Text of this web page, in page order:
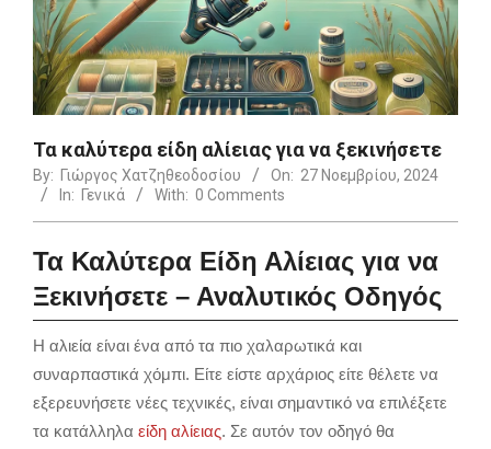
Τα καλύτερα είδη αλίειας για να ξεκινήσετε
By: Γιώργος Χατζηθεοδοσίου On: 27 Νοεμβρίου, 2024
In: Γενικά With: 0 Comments
Τα Καλύτερα Είδη Αλίειας για να
Ξεκινήσετε – Αναλυτικός Οδηγός
Η αλιεία είναι ένα από τα πιο χαλαρωτικά και
συναρπαστικά χόμπι. Είτε είστε αρχάριος είτε θέλετε να
εξερευνήσετε νέες τεχνικές, είναι σημαντικό να επιλέξετε
τα κατάλληλα είδη αλίειας. Σε αυτόν τον οδηγό θα